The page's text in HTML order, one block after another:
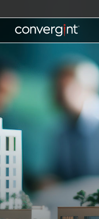
to
contentHome